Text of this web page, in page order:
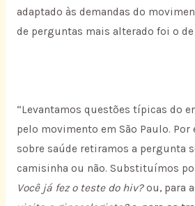
adaptado às demandas do
de perguntas mais alterado foi o de
“Levantamos questões típicas do
pelo movimento em São Paulo. Por
sobre saúde retiramos a pergunta
camisinha ou não. Substituímos
Você já fez o teste do hiv?ou, para